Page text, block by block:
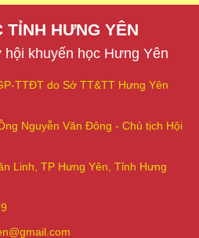
TỈNH HƯNG YÊN
khuyến học Hưng Yên
TTĐT do Sở TT&TT Hưng Yên
Nguyễn Văn Đông - Chủ tịch Hội
Linh, TP Hưng Yên, Tỉnh Hưng